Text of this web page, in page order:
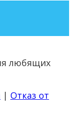
любящих
| Отказ от